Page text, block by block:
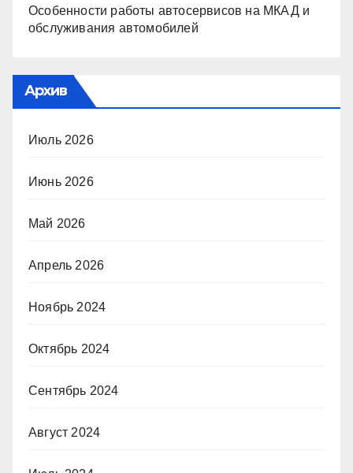
Особенности работы автосервисов на МКАД и
обслуживания автомобилей
Архив
Июль 2026
Июнь 2026
Май 2026
Апрель 2026
Ноябрь 2024
Октябрь 2024
Сентябрь 2024
Август 2024